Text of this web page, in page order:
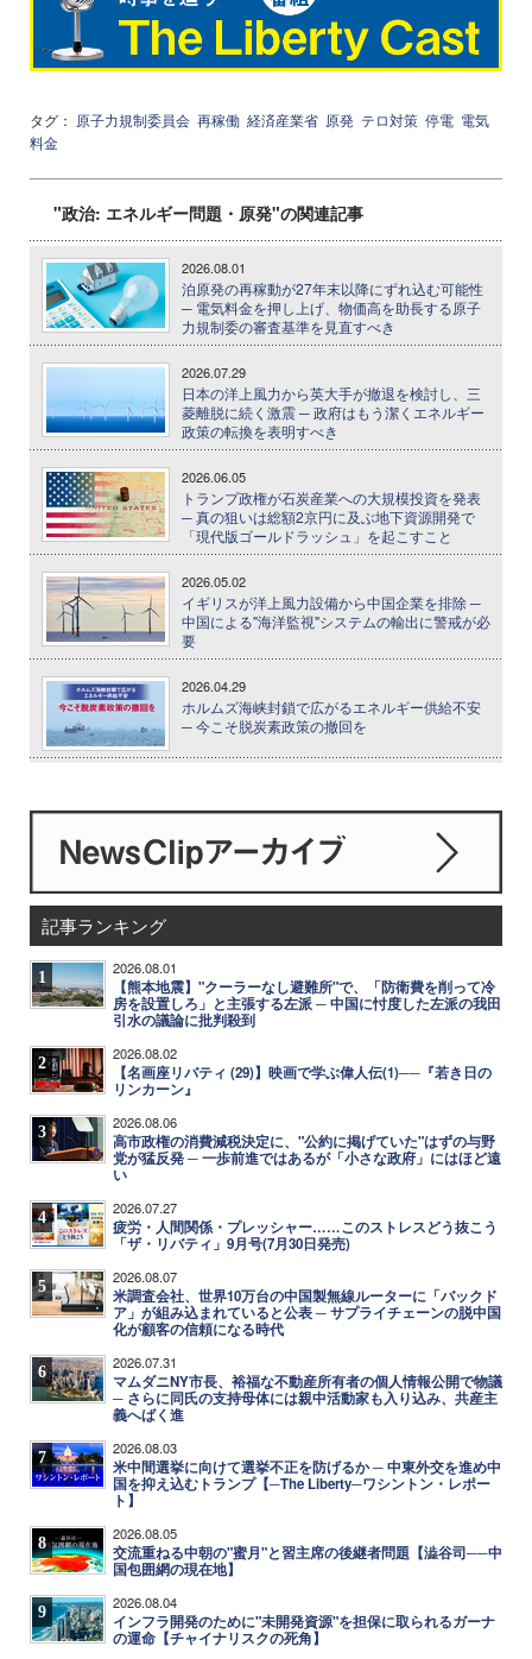
タグ： 原子力規制委員会 再稼働 経済産業省 原発 テロ対策 停電 電気
料金
"政治: エネルギー問題・原発"の関連記事
2026.08.01
泊原発の再稼動が27年末以降にずれ込む可能性
─ 電気料金を押し上げ、物価高を助長する原子
力規制委の審査基準を見直すべき
2026.07.29
日本の洋上風力から英大手が撤退を検討し、三
菱離脱に続く激震 ─ 政府はもう潔くエネルギー
政策の転換を表明すべき
2026.06.05
トランプ政権が石炭産業への大規模投資を発表
─ 真の狙いは総額2京円に及ぶ地下資源開発で
「現代版ゴールドラッシュ」を起こすこと
2026.05.02
イギリスが洋上風力設備から中国企業を排除 ─
中国による"海洋監視"システムの輸出に警戒が必
要
2026.04.29
ホルムズ海峡封鎖で広がるエネルギー供給不安
─ 今こそ脱炭素政策の撤回を
記事ランキング
1 2026.08.01
【熊本地震】"クーラーなし避難所"で、「防衛費を削って冷
房を設置しろ」と主張する左派 ─ 中国に忖度した左派の我田
引水の議論に批判殺到
2 2026.08.02
【名画座リバティ (29)】映画で学ぶ偉人伝(1)──『若き日の
リンカーン』
3 2026.08.06
高市政権の消費減税決定に、"公約に掲げていた"はずの与野
党が猛反発 ─ 一歩前進ではあるが「小さな政府」にはほど遠
い
4 2026.07.27
疲労・人間関係・プレッシャー……このストレスどう抜こう
「ザ・リバティ」9月号(7月30日発売)
5 2026.08.07
米調査会社、世界10万台の中国製無線ルーターに「バックド
ア」が組み込まれていると公表 ─ サプライチェーンの脱中国
化が顧客の信頼になる時代
6 2026.07.31
マムダニNY市長、裕福な不動産所有者の個人情報公開で物議
─ さらに同氏の支持母体には親中活動家も入り込み、共産主
義へばく進
7 2026.08.03
米中間選挙に向けて選挙不正を防げるか ─ 中東外交を進め中
国を抑え込むトランプ【─The Liberty─ワシントン・レポー
ト】
8 2026.08.05
交流重ねる中朝の"蜜月"と習主席の後継者問題【澁谷司──中
国包囲網の現在地】
9 2026.08.04
インフラ開発のために"未開発資源"を担保に取られるガーナ
の運命【チャイナリスクの死角】